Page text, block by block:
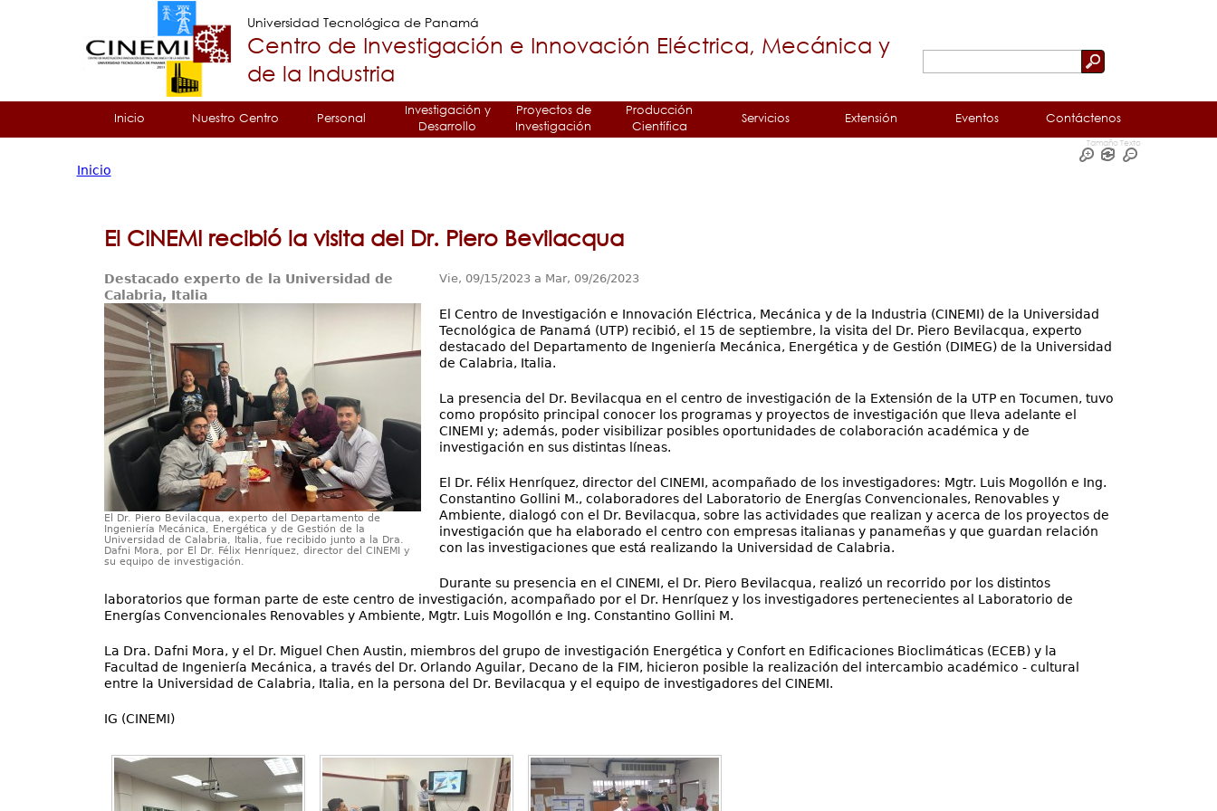
Universidad Tecnológica de Panamá
Centro de Investigación e Innovación Eléctrica, Mecánica y
de la Industria
Tropical
Principal
Inicio Nuestro Centro Personal
Investigación y
Desarrollo
Proyectos de
Investigación
Producción
Científica
Servicios Extensión Eventos Contáctenos
Tamaño Texto
está
Inicio
El CINEMI recibió la visita del Dr. Piero Bevilacqua
Destacado experto de la Universidad de
Calabria, Italia
El Dr. Piero Bevilacqua, experto del Departamento de
Ingeniería Mecánica, Energética y de Gestión de la
Universidad de Calabria, Italia, fue recibido junto a la Dra.
Dafni Mora, por El Dr. Félix Henríquez, director del CINEMI y
su equipo de investigación.
Vie, 09/15/2023a Mar, 09/26/2023
El Centro de Investigación e Innovación Eléctrica, Mecánica y de la Industria (CINEMI) de la Universidad
Tecnológica de Panamá (UTP) recibió, el 15 de septiembre, la visita del Dr. Piero Bevilacqua, experto
destacado del Departamento de Ingeniería Mecánica, Energética y de Gestión (DIMEG) de la Universidad
de Calabria, Italia.
La presencia del Dr. Bevilacqua en el centro de investigación de la Extensión de la UTP en Tocumen, tuvo
como propósito principal conocer los programas y proyectos de investigación que lleva adelante el
CINEMI y; además, poder visibilizar posibles oportunidades de colaboración académica y de
investigación en sus distintas líneas.
El Dr. Félix Henríquez, director del CINEMI, acompañado de los investigadores: Mgtr. Luis Mogollón e Ing.
Constantino Gollini M., colaboradores del Laboratorio de Energías Convencionales, Renovables y
Ambiente, dialogó con el Dr. Bevilacqua, sobre las actividades que realizan y acerca de los proyectos de
investigación que ha elaborado el centro con empresas italianas y panameñas y que guardan relación
con las investigaciones que está realizando la Universidad de Calabria.
Durante su presencia en el CINEMI, el Dr. Piero Bevilacqua, realizó un recorrido por los distintos
laboratorios que forman parte de este centro de investigación, acompañado por el Dr. Henríquez y los investigadores pertenecientes al Laboratorio de
Energías Convencionales Renovables y Ambiente, Mgtr. Luis Mogollón e Ing. Constantino Gollini M.
La Dra. Dafni Mora, y el Dr. Miguel Chen Austin, miembros del grupo de investigación Energética y Confort en Edificaciones Bioclimáticas (ECEB) y la
Facultad de Ingeniería Mecánica, a través del Dr. Orlando Aguilar, Decano de la FIM, hicieron posible la realización del intercambio académico - cultural
entre la Universidad de Calabria, Italia, en la persona del Dr. Bevilacqua y el equipo de investigadores del CINEMI.
IG (CINEMI)